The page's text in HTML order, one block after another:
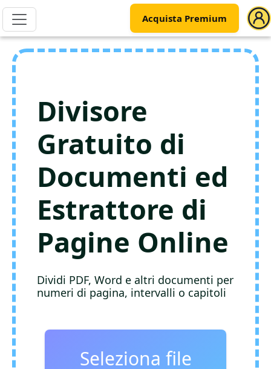
Acquista Premium
Divisore
Gratuito di
Documenti ed
Estrattore di
Pagine Online
Dividi PDF, Word e altri documenti per
numeri di pagina, intervalli o capitoli
Seleziona file